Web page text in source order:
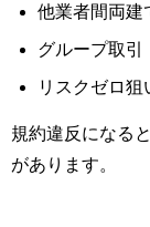
他業者間両建
グループ取引
リスクゼロ狙
規約違反になる
があります。